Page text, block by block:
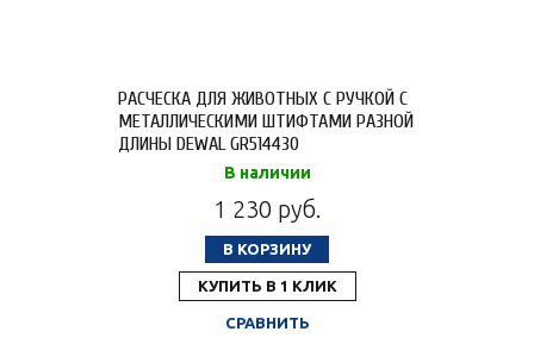
РАСЧЕСКА ДЛЯ ЖИВОТНЫХ С РУЧКОЙ С
МЕТАЛЛИЧЕСКИМИ ШТИФТАМИ РАЗНОЙ
ДЛИНЫ DEWAL GR514430
В наличии
1 230 руб.
В КОРЗИНУ
КУПИТЬ В 1 КЛИК
СРАВНИТЬ